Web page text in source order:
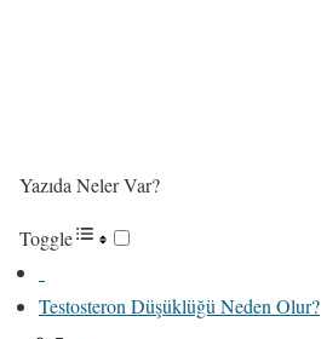
Yazıda Neler Var?
Toggle
Testosteron Düşüklüğü Neden Olur?